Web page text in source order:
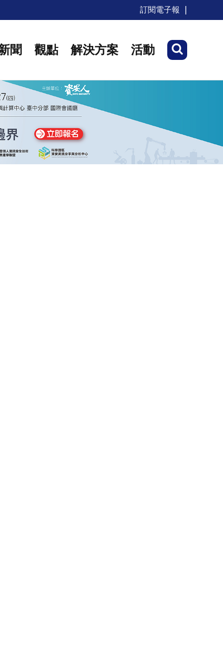
訂閱電子報
聞 觀點 解決方案 活動